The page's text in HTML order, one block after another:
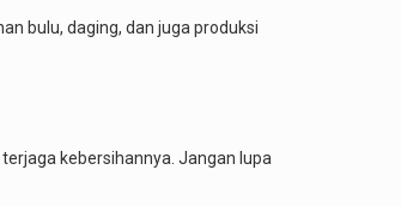
bulu, daging, dan juga produksi
kebersihannya. Jangan lupa